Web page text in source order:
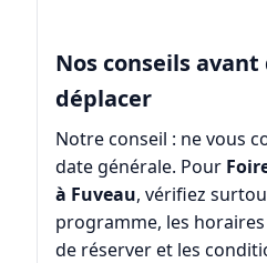
Nos conseils avant
déplacer
Notre conseil : ne vous
date générale. Pour
à Fuveau, vérifiez
programme, les
de réserver et les